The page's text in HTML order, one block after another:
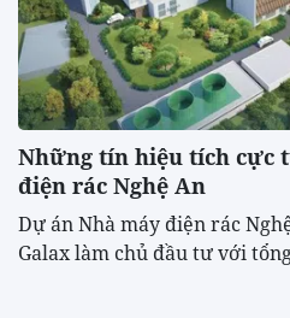
Những tín hiệu tích cực
điện rác Nghệ An
Dự án Nhà máy điện rác
Galax làm chủ đầu tư với